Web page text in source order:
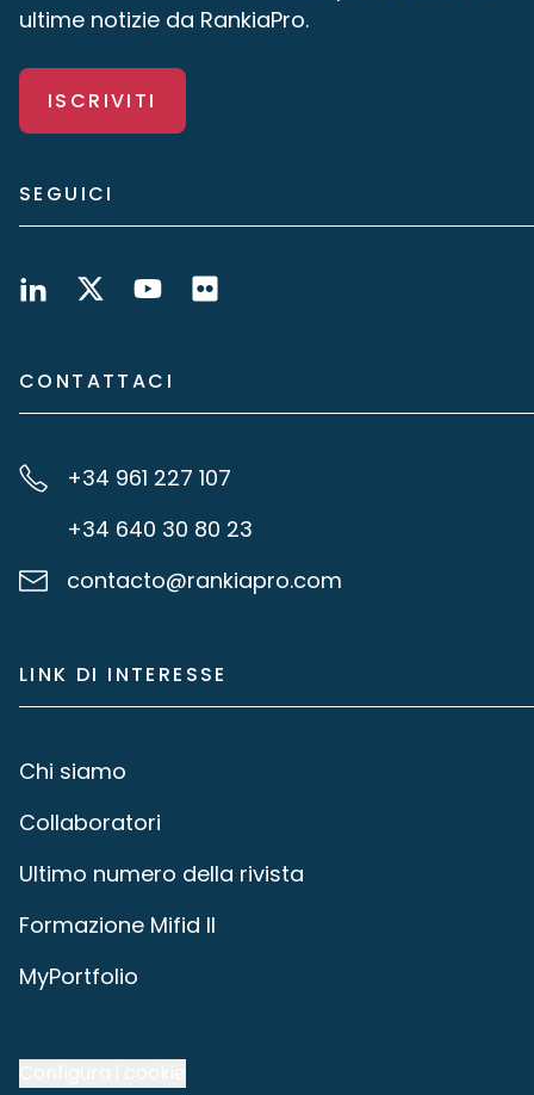
ultime notizie da RankiaPro.
ISCRIVITI
SEGUICI
CONTATTACI
+34 961 227 107
+34 640 30 80 23
contacto@rankiapro.com
LINK DI INTERESSE
Chi siamo
Collaboratori
Ultimo numero della rivista
Formazione Mifid II
MyPortfolio